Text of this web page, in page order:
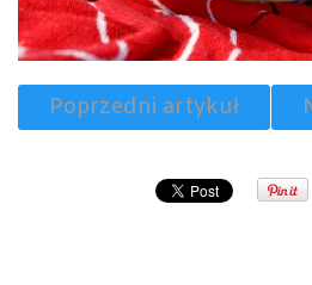
Poprzedni artykuł